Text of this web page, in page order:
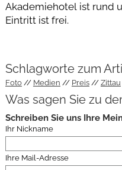
Akademiehotel ist rund
Eintritt ist frei.
Schlagworte zum
Foto Medien Preis Zittau
Was sagen Sie zu
Schreiben Sie uns Ihre
Ihr Nickname
Ihre Mail-Adresse